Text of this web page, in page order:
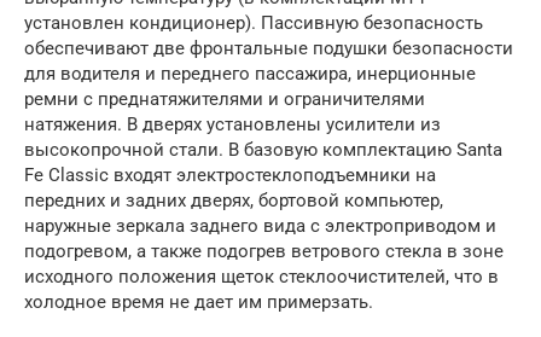
установлен кондиционер). Пассивную безопасность
обеспечивают две фронтальные подушки безопасности
для водителя и переднего пассажира, инерционные
ремни с преднатяжителями и ограничителями
натяжения. В дверях установлены усилители из
высокопрочной стали. В базовую комплектацию Santa
Fe Classic входят электростеклоподъемники на
передних и задних дверях, бортовой компьютер,
наружные зеркала заднего вида с электроприводом и
подогревом, а также подогрев ветрового стекла в зоне
исходного положения щеток стеклоочистителей, что в
холодное время не дает им примерзать.